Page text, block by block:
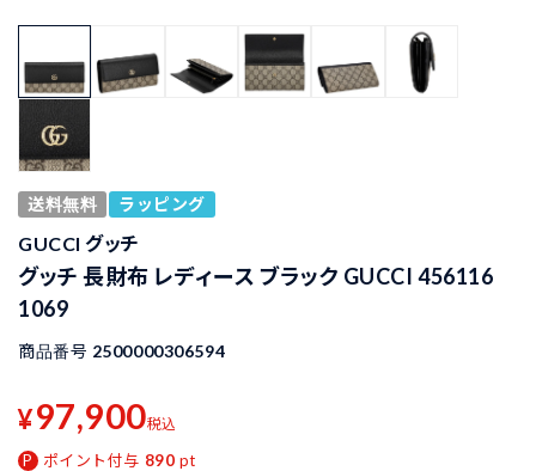
送料無料 ラッピング
GUCCI グッチ
グッチ 長財布 レディース ブラック GUCCI 456116
1069
商品番号 2500000306594
¥97,900税込
ポイント付与 890 pt